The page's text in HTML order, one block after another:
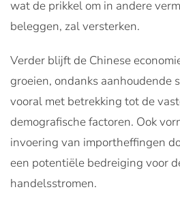
wat de prikkel om in andere
beleggen, zal versterken.
Verder blijft de Chinese
groeien, ondanks aanhoudende
vooral met betrekking tot de
demografische factoren. Ook
invoering van importheffingen
een potentiële bedreiging voor
handelsstromen.